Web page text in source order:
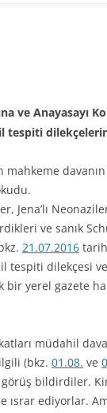
ve Anayasayı
tespiti
Jena’lı
ve sanık
21.07.2016
tespiti dilekçesi
bir yerel gazete
müdahil
(bkz. 01.08. ve
bildirdiler.
ısrar ediyorlar.